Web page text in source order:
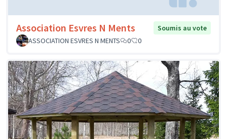
Association Esvres N Ments
Soumis au vote
ASSOCIATION ESVRES N MENTS
0 0